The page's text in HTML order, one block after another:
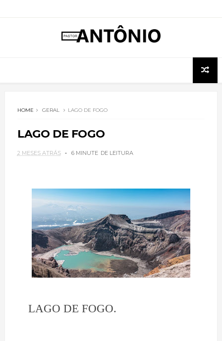
HOME GERAL LAGO DE FOGO
LAGO DE FOGO
2 MESES ATRÁS 6 MINUTE DE LEITURA
LAGO DE FOGO.